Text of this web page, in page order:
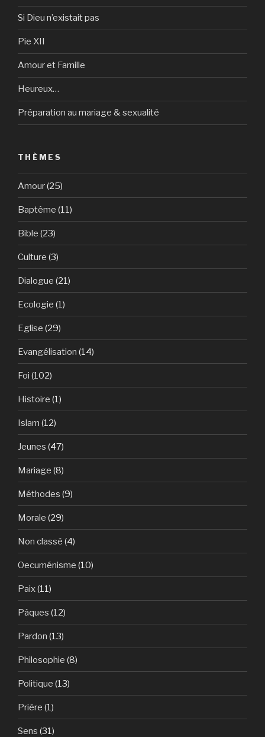
Si Dieu n’existait pas
Pie XII
Amour et Famille
Heureux…
Préparation au mariage & sexualité
THÈMES
Amour(25)
Baptême (11)
Bible (23)
Culture (3)
Dialogue (21)
Ecologie (1)
Eglise (29)
Evangélisation (14)
Foi (102)
Histoire (1)
Islam (12)
Jeunes (47)
Mariage (8)
Méthodes (9)
Morale (29)
Non classé (4)
Oecuménisme (10)
Paix(11)
Pâques (12)
Pardon (13)
Philosophie (8)
Politique (13)
Prière (1)
Sens (31)